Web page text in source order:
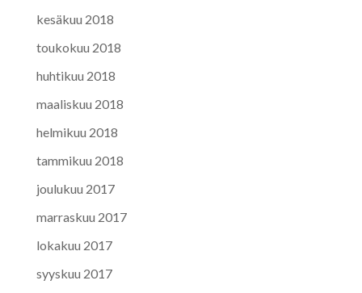
kesäkuu 2018
toukokuu 2018
huhtikuu 2018
maaliskuu 2018
helmikuu 2018
tammikuu 2018
joulukuu 2017
marraskuu 2017
lokakuu 2017
syyskuu 2017